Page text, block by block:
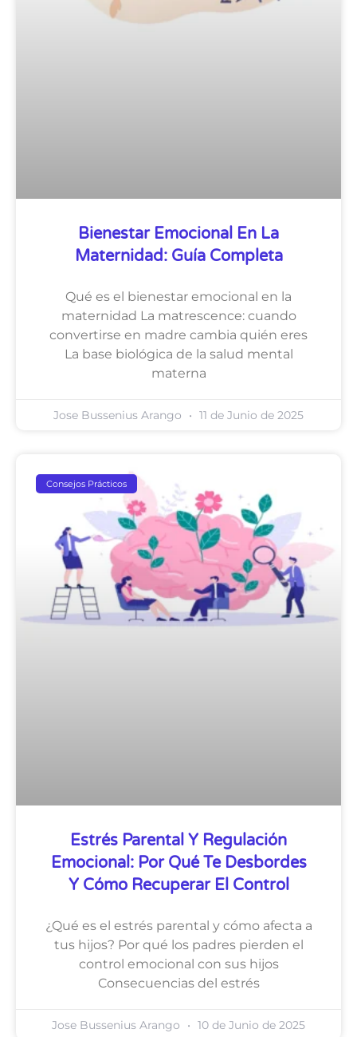
Bienestar Emocional En La
Maternidad: Guía Completa
Qué es el bienestar emocional en la
maternidad La matrescence: cuando
convertirse en madre cambia quién eres
La base biológica de la salud mental
materna
Jose Bussenius Arango 11 de Junio de 2025
Consejos Prácticos
Estrés Parental Y Regulación
Emocional: Por Qué Te Desbordes
Y Cómo Recuperar El Control
¿Qué es el estrés parental y cómo afecta a
tus hijos? Por qué los padres pierden el
control emocional con sus hijos
Consecuencias del estrés
Jose Bussenius Arango 10 de Junio de 2025